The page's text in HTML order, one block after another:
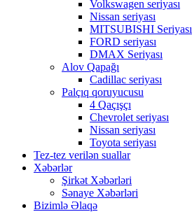
Volkswagen seriyası
Nissan seriyası
MITSUBISHI Seriyası
FORD seriyası
DMAX Seriyası
Alov Qapağı
Cadillac seriyası
Palçıq qoruyucusu
4 Qaçışçı
Chevrolet seriyası
Nissan seriyası
Toyota seriyası
Tez-tez verilən suallar
Xəbərlər
Şirkət Xəbərləri
Sənaye Xəbərləri
Bizimlə Əlaqə